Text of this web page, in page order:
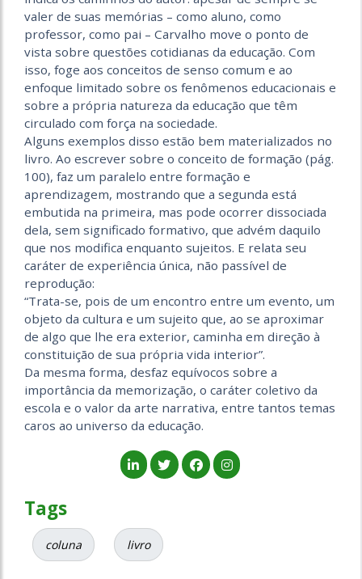
valer de suas memórias – como aluno, como
professor, como pai – Carvalho move o ponto de
vista sobre questões cotidianas da educação. Com
isso, foge aos conceitos de senso comum e ao
enfoque limitado sobre os fenômenos educacionais e
sobre a própria natureza da educação que têm
circulado com força na sociedade.
Alguns exemplos disso estão bem materializados no
livro. Ao escrever sobre o conceito de formação (pág.
100), faz um paralelo entre formação e
aprendizagem, mostrando que a segunda está
embutida na primeira, mas pode ocorrer dissociada
dela, sem significado formativo, que advém daquilo
que nos modifica enquanto sujeitos. E relata seu
caráter de experiência única, não passível de
reprodução:
“Trata-se, pois de um encontro entre um evento, um
objeto da cultura e um sujeito que, ao se aproximar
de algo que lhe era exterior, caminha em direção à
constituição de sua própria vida interior”.
Da mesma forma, desfaz equívocos sobre a
importância da memorização, o caráter coletivo da
escola e o valor da arte narrativa, entre tantos temas
caros ao universo da educação.
Tags
coluna livro